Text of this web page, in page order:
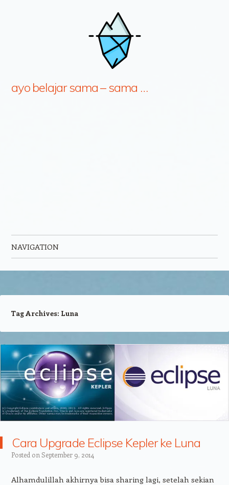
ayo belajar sama – sama …
NAVIGATION
Tag Archives: Luna
Cara Upgrade Eclipse Kepler ke Luna
Posted on September 9, 2014
Alhamdulillah akhirnya bisa sharing lagi, setelah sekian